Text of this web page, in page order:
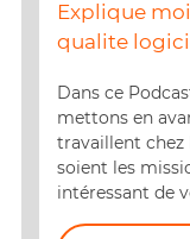
RSS FEED
SHARE
EMBED
Explique
qualite
Dans ce
mettons en
travaillent chez
soient les
intéressant de